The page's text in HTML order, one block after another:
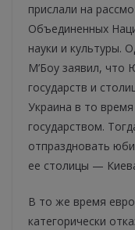
прислали на
Объединенных
науки и культуры.
М’Боу заявил,
государств и
Украина в то
государством.
отпраздновать
ее столицы —
В то же время
категорически